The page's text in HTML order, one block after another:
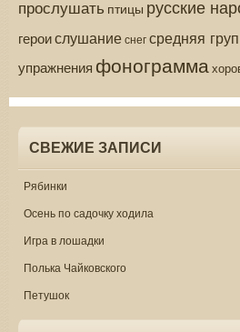
прослушать птицы русские
героислушаниеснегсредняя
упражнения фонограмма
СВЕЖИЕ ЗАПИСИ
Рябинки
Осень по садочку ходила
Игра в лошадки
Полька Чайковского
Петушок